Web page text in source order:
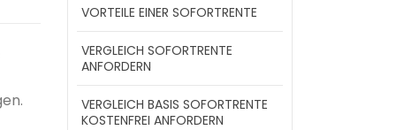
VORTEILE EINER SOFORTRENTE
VERGLEICH SOFORTRENTE
ANFORDERN
VERGLEICH BASIS SOFORTRENTE
KOSTENFREI ANFORDERN